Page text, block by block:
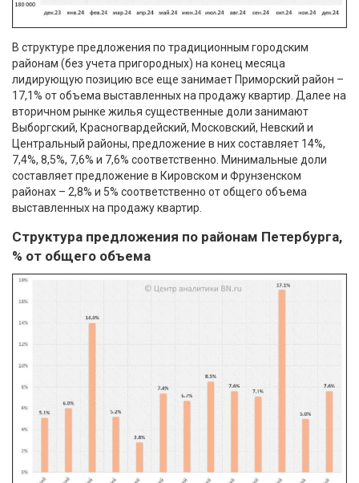
В структуре предложения по традиционным городским
районам (без учета пригородных) на конец месяца
лидирующую позицию все еще занимает Приморский район –
17,1% от объема выставленных на продажу квартир. Далее на
вторичном рынке жилья существенные доли занимают
Выборгский, Красногвардейский, Московский, Невский и
Центральный районы, предложение в них составляет 14%,
7,4%, 8,5%, 7,6% и 7,6% соответственно. Минимальные доли
составляет предложение в Кировском и Фрунзенском
районах – 2,8% и 5% соответственно от общего объема
выставленных на продажу квартир.
Структура предложения по районам Петербурга,
% от общего объема